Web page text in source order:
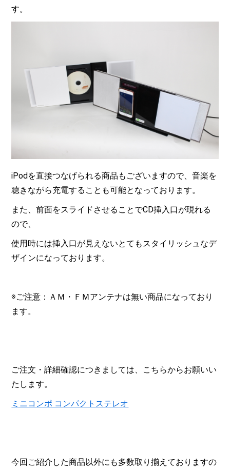
す。
iPodを直接つなげられる商品もございますので、音楽を
聴きながら充電することも可能となっております。
また、前面をスライドさせることでCD挿入口が現れる
ので、
使用時には挿入口が見えないとてもスタイリッシュなデ
ザインになっております。
※ご注意：ＡＭ・ＦＭアンテナは無い商品になっており
ます。
ご注文・詳細確認につきましては、こちらからお願いい
たします。
ミニコンポ コンパクトステレオ
今回ご紹介した商品以外にも多数取り揃えておりますの